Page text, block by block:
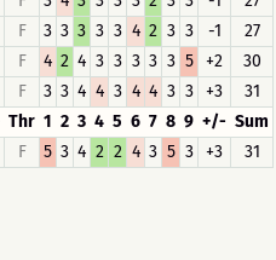
F 3 3 3 3 3 4 2 3 3 -1
27
F 4 2 4 3 3 3 3 3 5 +2
30
F 3 3 4 4 3 4 4 3 3 +3
31
Thr 1 2 3 4 5 6 7 8 9 +/- Sum
F 5 3 4 2 2 4 3 5 3 +3 31